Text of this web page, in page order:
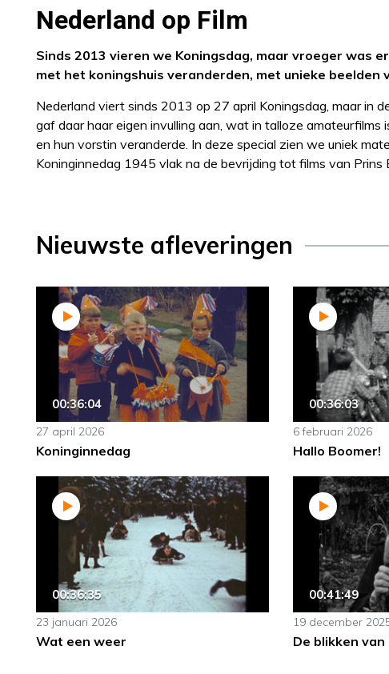
Nederland op Film
Sinds 2013 vieren we Koningsdag, maar vroeger was
met het koningshuis veranderden, met unieke beelden
Nederland viert sinds 2013 op 27 april Koningsdag, maar in
gaf daar haar eigen invulling aan, wat in talloze
en hun vorstin veranderde. In deze special zien we uniek
Koninginnedag 1945 vlak na de bevrijding tot films van Prins
Nieuwste afleveringen
00:36:04
27 april 2026
Koninginnedag
00:36:03
6 februari 2026
Hallo Boomer!
00:36:35
23 januari 2026
Wat een weer
00:41:49
19 december
De blikken van